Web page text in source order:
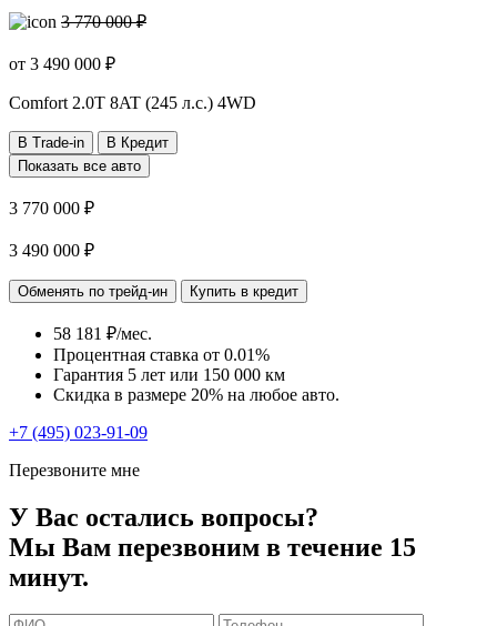
3 770 000 ₽
от 3 490 000 ₽
Comfort 2.0T 8AT (245 л.с.) 4WD
В Trade-in
В Кредит
Показать все авто
3 770 000 ₽
3 490 000 ₽
Обменять по трейд-ин Купить в кредит
58 181 ₽/мес.
Процентная ставка от 0.01%
Гарантия 5 лет или 150 000 км
Скидка в размере 20% на любое авто.
+7 (495) 023-91-09
Перезвоните мне
У Вас остались вопросы?
Мы Вам перезвоним в течение 15
минут.